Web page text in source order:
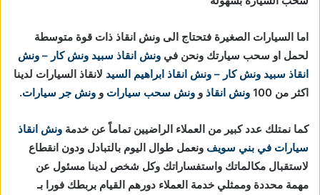
اما السيارات الصغيرة فتحتاج الى ونش انقاذ ذات قوة متوسطة
لحمل او سحب سيارتك ونحن في ونش انقاذ سبيد ونش كار – ونش
انقاذ سبيد ونش كار – ونش انقاذ ابراهيم السيد لانقاذ السيارات لدينا
اكثر من 100
ونش انقاذ و ونش سحب سيارات و ونش جر سيارات.
كما نمتلك عدد كبير من العملاء الراضيين تماماً عن خدمة ونش انقاذ
سيارات في بني سويف ونعمل طوال اليوم بالتبادل ودون انقطاع
لاستقبال مكالماتك واستفساراتك وكل شخص لدينا مسئول عن
مهمة محددة وممثلي خدمة العملاء دورهم القيام بربطك فورا بـ